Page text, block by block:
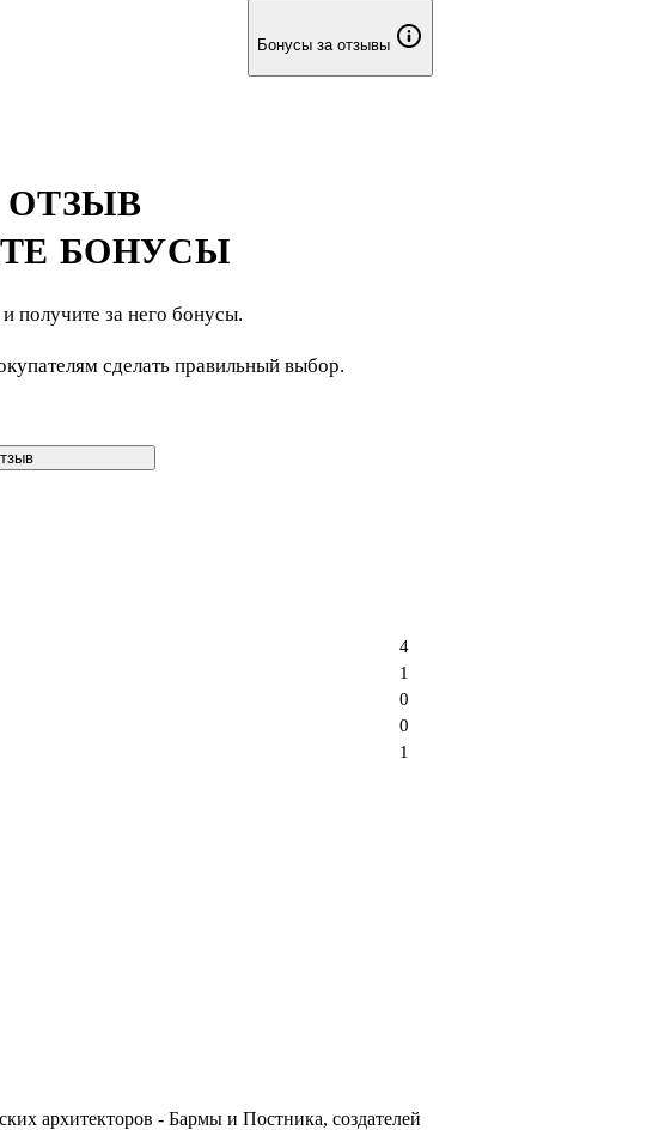
архитекторов - Бармы и Постника, создателей
Бонусы за отзывы
ОТЗЫВ
БОНУСЫ
получите за него бонусы.
сделать правильный выбор.
1
0
0
1
4